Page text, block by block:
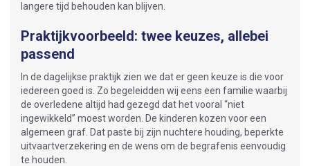
langere tijd behouden kan blijven.
Praktijkvoorbeeld: twee keuzes, allebei
passend
In de dagelijkse praktijk zien we dat er geen keuze is die voor
iedereen goed is. Zo begeleidden wij eens een familie waarbij
de overledene altijd had gezegd dat het vooral “niet
ingewikkeld” moest worden. De kinderen kozen voor een
algemeen graf. Dat paste bij zijn nuchtere houding, beperkte
uitvaartverzekering en de wens om de begrafenis eenvoudig
te houden.